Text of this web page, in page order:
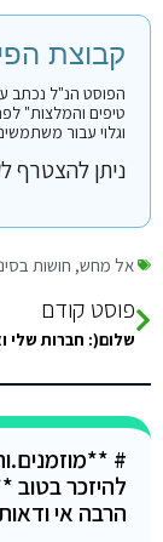
קבוצת
הפוסט הנ"ל נכתב
וגלוי עבור
ניתן להצטרף
אל מחש, חושות
פוסט קודם
#
להיזכר בטוב
הרבה אי